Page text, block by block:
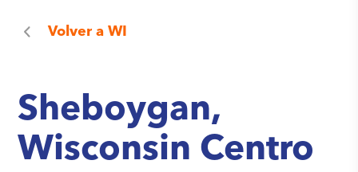
Volver a WI
Sheboygan,
Wisconsin Centro